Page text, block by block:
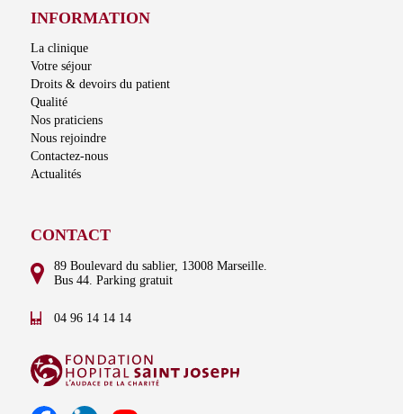
INFORMATION
La clinique
Votre séjour
Droits & devoirs du patient
Qualité
Nos praticiens
Nous rejoindre
Contactez-nous
Actualités
CONTACT
89 Boulevard du sablier, 13008 Marseille.
Bus 44. Parking gratuit
04 96 14 14 14